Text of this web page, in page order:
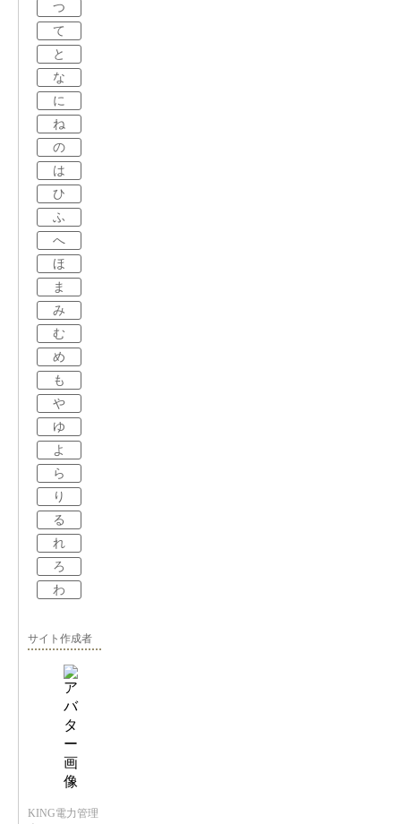
つ
て
と
な
に
ね
の
は
ひ
ふ
へ
ほ
ま
み
む
め
も
や
ゆ
よ
ら
り
る
れ
ろ
わ
サイト作成者
KING電力管理